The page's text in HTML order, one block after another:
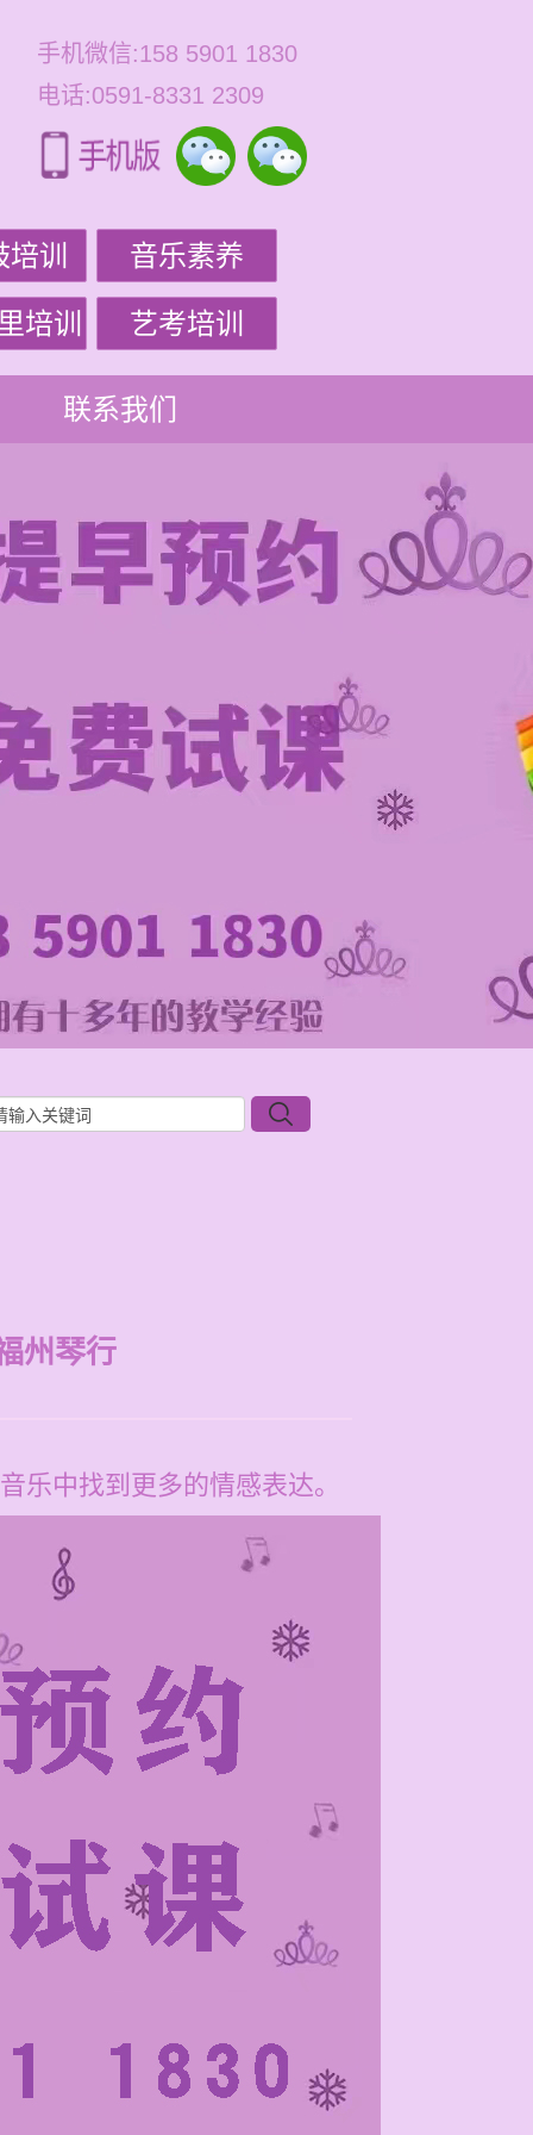
手机微信:158 5901 1830
电话:0591-8331 2309
训 音乐素养
培训 艺考培训
联系我们
州琴行
乐中找到更多的情感表达。